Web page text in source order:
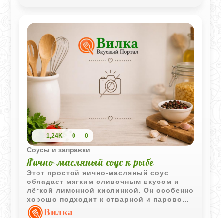
1,24K 0 0
Соусы и заправки
Яично-масляный соус к рыбе
Этот простой яично-масляный соус
обладает мягким сливочным вкусом и
лёгкой лимонной кислинкой. Он особенно
хорошо подходит к отварной и паровой
рыбе.Вилка